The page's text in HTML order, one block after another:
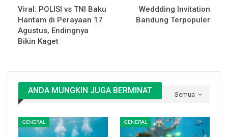
Viral: POLISI vs TNI Baku
Hantam di Perayaan 17
Agustus, Endingnya
Bikin Kaget
Weddding Invitation
Bandung Terpopuler
Semua
ANDA MUNGKIN JUGA BERMINAT
GENERAL GENERAL